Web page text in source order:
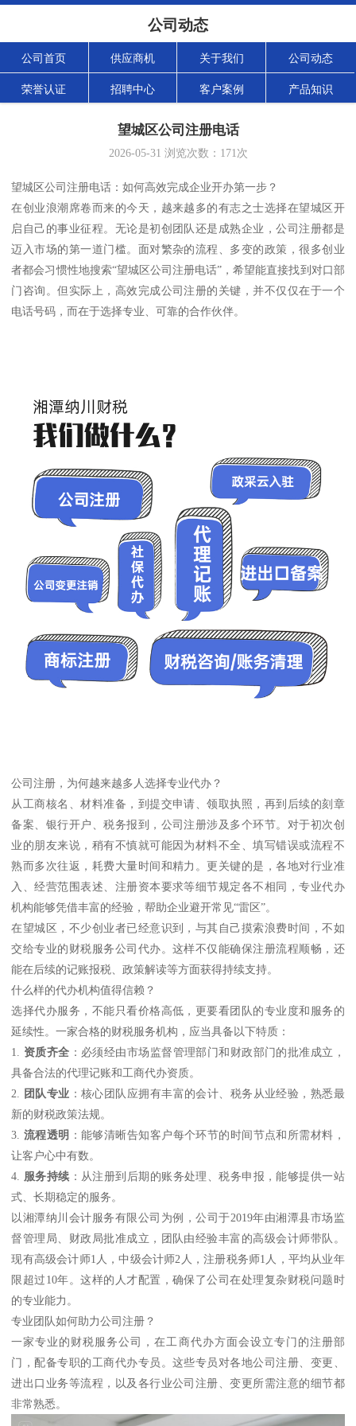
公司动态
公司首页 供应商机 关于我们 公司动态
荣誉认证 招聘中心 客户案例 产品知识
望城区公司注册电话
2026-05-31 浏览次数： 171次
望城区公司注册电话：如何高效完成企业开办第一步？
在创业浪潮席卷而来的今天，越来越多的有志之士选择在望城区开
启自己的事业征程。无论是初创团队还是成熟企业，公司注册都是
迈入市场的第一道门槛。面对繁杂的流程、多变的政策，很多创业
者都会习惯性地搜索“望城区公司注册电话”，希望能直接找到对口部
门咨询。但实际上，高效完成公司注册的关键，并不仅仅在于一个
电话号码，而在于选择专业、可靠的合作伙伴。
公司注册，为何越来越多人选择专业代办？
从工商核名、材料准备，到提交申请、领取执照，再到后续的刻章
备案、银行开户、税务报到，公司注册涉及多个环节。对于初次创
业的朋友来说，稍有不慎就可能因为材料不全、填写错误或流程不
熟而多次往返，耗费大量时间和精力。更关键的是，各地对行业准
入、经营范围表述、注册资本要求等细节规定各不相同，专业代办
机构能够凭借丰富的经验，帮助企业避开常见“雷区”。
在望城区，不少创业者已经意识到，与其自己摸索浪费时间，不如
交给专业的财税服务公司代办。这样不仅能确保注册流程顺畅，还
能在后续的记账报税、政策解读等方面获得持续支持。
什么样的代办机构值得信赖？
选择代办服务，不能只看价格高低，更要看团队的专业度和服务的
延续性。一家合格的财税服务机构，应当具备以下特质：
1. 资质齐全 ：必须经由市场监督管理部门和财政部门的批准成立，
具备合法的代理记账和工商代办资质。
2. 团队专业 ：核心团队应拥有丰富的会计、税务从业经验，熟悉最
新的财税政策法规。
3. 流程透明 ：能够清晰告知客户每个环节的时间节点和所需材料，
让客户心中有数。
4. 服务持续：从注册到后期的账务处理、税务申报，能够提供一站
式、长期稳定的服务。
以湘潭纳川会计服务有限公司为例，公司于2019年由湘潭县市场监
督管理局、财政局批准成立，团队由经验丰富的高级会计师带队。
现有高级会计师1人，中级会计师2人，注册税务师1人，平均从业年
限超过10年。这样的人才配置，确保了公司在处理复杂财税问题时
的专业能力。
专业团队如何助力公司注册？
一家专业的财税服务公司，在工商代办方面会设立专门的注册部
门，配备专职的工商代办专员。这些专员对各地公司注册、变更、
进出口业务等流程，以及各行业公司注册、变更所需注意的细节都
非常熟悉。